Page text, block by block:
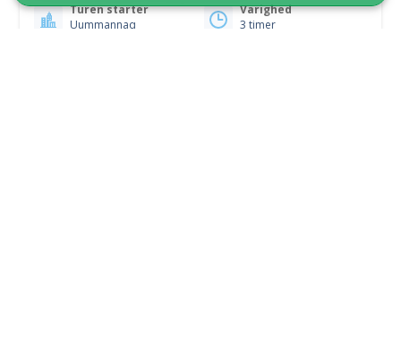
Turen starter
Uummannaq
Varighed
3 timer